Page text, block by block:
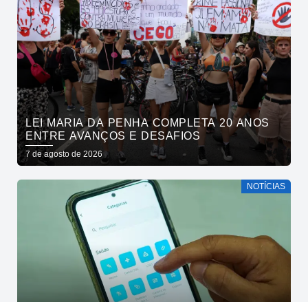
LEI MARIA DA PENHA COMPLETA 20 ANOS
ENTRE AVANÇOS E DESAFIOS
7 de agosto de 2026
NOTÍCIAS